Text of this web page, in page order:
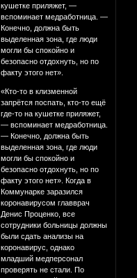
кушетке приляжет, —
вспоминает медработница. —
Конечно, должна быть
выделенная зона, где люди
могли бы спокойно и
безопасно отдохнуть, но по
факту этого нет».
«Кто-то в клизменной
запрётся поспать, кто-то ещё
где-то на кушетке приляжет,
— вспоминает медработница.
— Конечно, должна быть
выделенная зона, где люди
могли бы спокойно и
безопасно отдохнуть, но по
факту этого нет». Когда в
Коммунарке заразился
коронавирусом главврач
Денис Проценко, все
сотрудники больницы должны
были сдать анализы на
коронавирус, однако
младший медперсонал
проверять не стали. По